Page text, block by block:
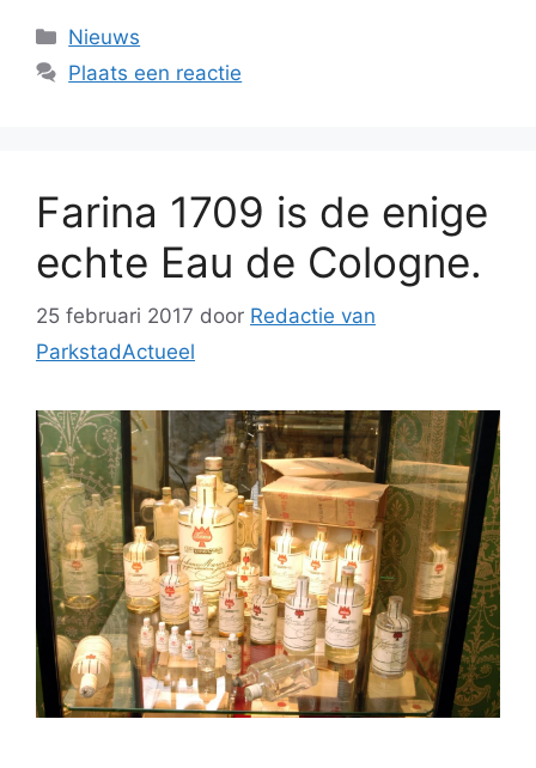
Categorieën
Nieuws
Plaats een reactie
Farina 1709 is de enige
echte Eau de Cologne.
25 februari 2017 door Redactie van
ParkstadActueel